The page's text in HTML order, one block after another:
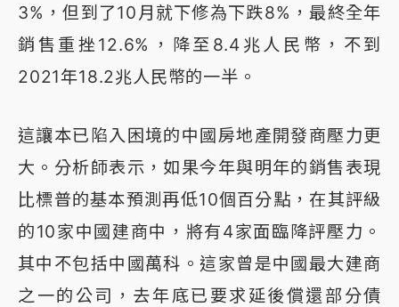
3%，但到了10月就下修為下跌8%，最終全年
銷售重挫12.6%，降至8.4兆人民幣，不到
2021年18.2兆人民幣的一半。
這讓本已陷入困境的中國房地產開發商壓力更
大。分析師表示，如果今年與明年的銷售表現
比標普的基本預測再低10個百分點，在其評級
的10家中國建商中，將有4家面臨降評壓力。
其中不包括中國萬科。這家曾是中國最大建商
之一的公司，去年底已要求延後償還部分債